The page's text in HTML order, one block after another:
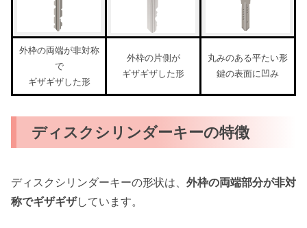
外枠の両端が非対称
で
ギザギザした形
外枠の片側が
ギザギザした形
丸みのある平たい形
鍵の表面に凹み
ディスクシリンダーキーの特徴
ディスクシリンダーキーの形状は、 外枠の両端部分が非対
称でギザギザしています。